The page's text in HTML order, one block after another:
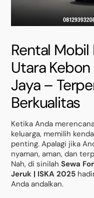
Rental
Utara
Jaya –
Berkualitas
Ketika Anda
keluarga, memilih
penting. Apalagi jika
nyaman, aman, dan
Nah, di sinilahSewa
Jeruk | ISKA 2025
Anda andalkan.